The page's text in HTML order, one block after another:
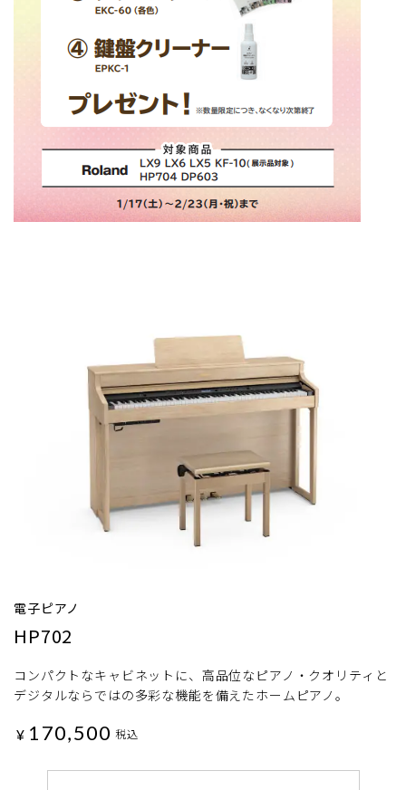
電子ピアノ
HP702
コンパクトなキャビネットに、高品位なピアノ・クオリティと
デジタルならではの多彩な機能を備えたホームピアノ。
¥ 170,500 税込